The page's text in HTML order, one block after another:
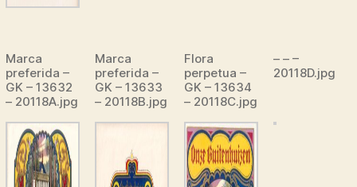
Marca
preferida –
GK – 13632
– 20118A.jpg
Marca
preferida –
GK – 13633
– 20118B.jpg
Flora
perpetua –
GK – 13634
– 20118C.jpg
– – –
20118D.jpg